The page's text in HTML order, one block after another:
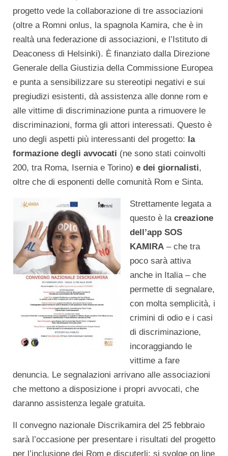
progetto vede la collaborazione di tre associazioni
(oltre a Romni onlus, la spagnola Kamira, che è in
realtà una federazione di associazioni, e l’Istituto di
Deaconess di Helsinki). È finanziato dalla Direzione
Generale della Giustizia della Commissione Europea
e punta a sensibilizzare su stereotipi negativi e sui
pregiudizi esistenti, dà assistenza alle donne rom e
alle vittime di discriminazione punta a rimuovere le
discriminazioni, forma gli attori interessati. Questo è
uno degli aspetti più interessanti del progetto: la
formazione degli avvocati (ne sono stati coinvolti
200, tra Roma, Isernia e Torino) e dei giornalisti,
oltre che di esponenti delle comunità Rom e Sinta.
Strettamente legata a
questo è la creazione
dell’app SOS
KAMIRA – che tra
poco sarà attiva
anche in Italia – che
permette di segnalare,
con molta semplicità, i
crimini di odio e i casi
di discriminazione,
incoraggiando le
vittime a fare
denuncia. Le segnalazioni arrivano alle associazioni
che mettono a disposizione i propri avvocati, che
daranno assistenza legale gratuita.
Il convegno nazionale Discrikamira del 25 febbraio
sarà l’occasione per presentare i risultati del progetto
per l’inclusione dei Rom e discuterli: si svolge on line